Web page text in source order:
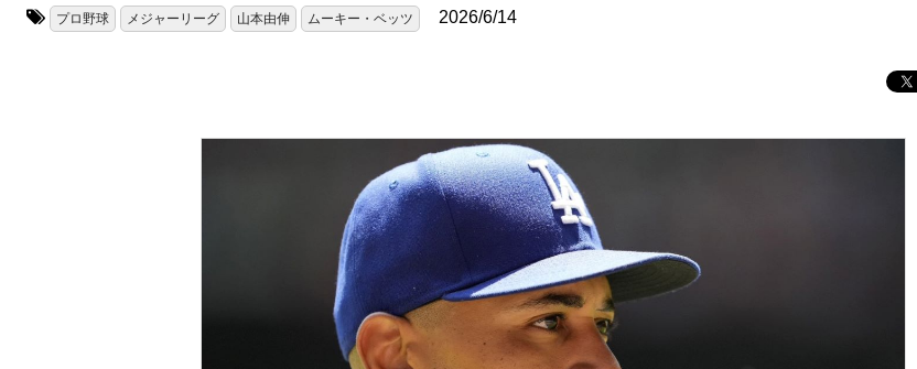
プロ野球 メジャーリーグ 山本由伸 ムーキー・ベッツ 2026/6/14